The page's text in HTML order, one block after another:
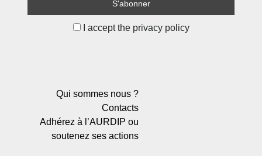
I accept the privacy policy
Qui sommes nous ?
Contacts
Adhérez à l’AURDIP ou
soutenez ses actions